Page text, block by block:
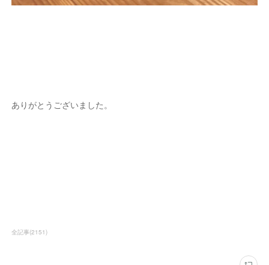
ありがとうございました。
全記事(2151)